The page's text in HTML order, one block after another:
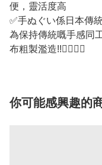
便，靈活度高
✅手ぬぐい係日本傳
為保持傳統嘅手感同
布粗製濫造!!✌🏽👍🏼
你可能感興趣的